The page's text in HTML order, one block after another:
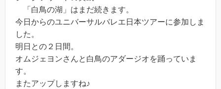
「白鳥の湖」はまだ続きます。
今日からのユニバーサルバレエ日本ツアーに参加しま
した。
明日との２日間。
オムジェヨンさんと白鳥のアダージオを踊っていま
す。
またアップしますね♪